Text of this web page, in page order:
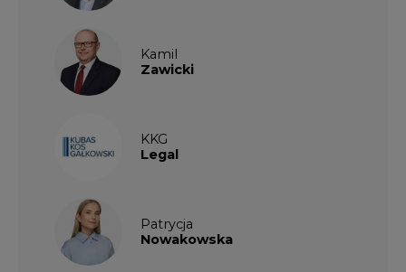
Kamil
Zawicki
KKG
Legal
Patrycja
Nowakowska